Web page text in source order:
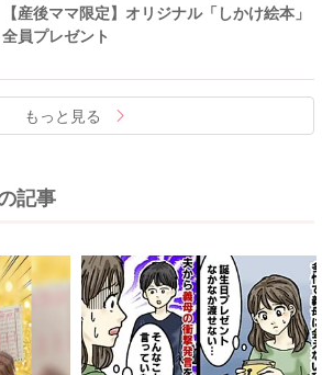
【産後ママ限定】オリジナル「しかけ絵本」
全員プレゼント
もっと見る
記事